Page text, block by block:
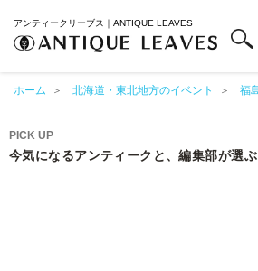
アンティークリーブス｜ANTIQUE LEAVES
ホーム ＞ 北海道・東北地方のイベント ＞ 福
PICK UP
今気になるアンティークと、編集部が選